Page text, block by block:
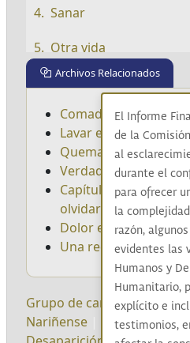
Sanar
Otra vida
La paz no es un
El canto
Navegando en la
Archivos Relacionados
Comadrear la pérdida
Lavar el dolor
Quemar el destierro
Verdad Poética:
Capítulo 2: Pintarse
olvidar
Dolor en
Una red que nos
Grupo de cantaoras
Nariñense
Mujeres
El Informe
de la
al
durante el
para ofrecer
la
razón,
evidentes las
Humanos y
Humanitario,
explícito e
testimonios,